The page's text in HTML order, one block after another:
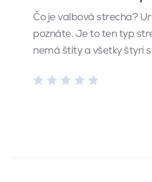
Čo je valbová strecha?
poznáte. Je to ten typ
nemá štíty a všetky štyri